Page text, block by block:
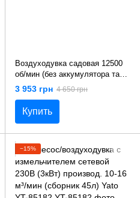
Воздуходувка садовая 12500
об/мин (без аккумулятора та
ЗУ) Yato YT-85175
3 953 грн 4 650 грн
Купить
−15%